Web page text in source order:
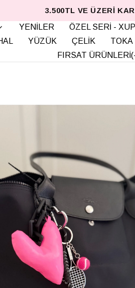
3.500TL VE ÜZERI
YENİLER
ÖZEL SERİ -
YÜZÜK ÇELİK TOKA
FIRSAT